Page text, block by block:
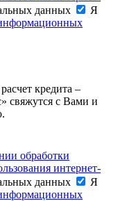
данных
Я
кредита –
свяжутся с Вами и
обработки
интернет-
данных
Я